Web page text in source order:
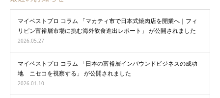
マイベストプロ コラム 「マカティ市で日本式焼肉店を開業へ｜フィ
リピン富裕層市場に挑む海外飲食進出レポート」 が公開されました
2026.05.27
マイベストプロ コラム 「日本の富裕層インバウンドビジネスの成功
地 ニセコを視察する」 が公開されました
2026.01.10